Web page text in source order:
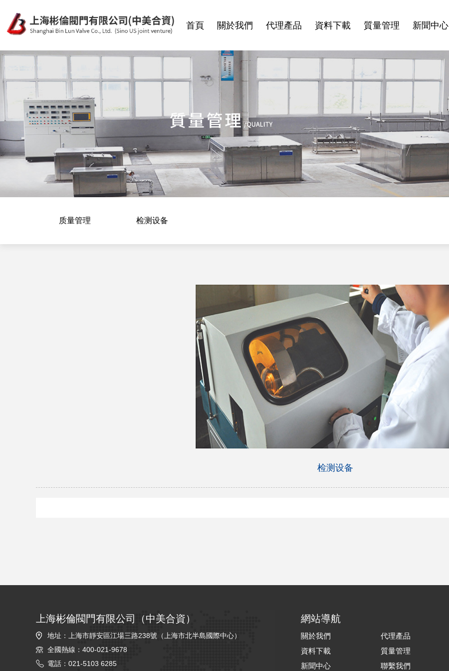
首頁 關於我們 代理產品 資料下載 質量管理 新聞中心
质量管理 检测设备
检测设备
上海彬倫閥門有限公司（中美合資）
地址：上海市靜安區江場三路238號（上海市北半島國際中心）
全國熱線：400-021-9678
電話：021-5103 6285
網站導航
關於我們
代理產品
資料下載
質量管理
新聞中心
聯繫我們